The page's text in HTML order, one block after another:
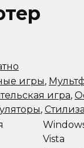
игры,
игра,
,
Windows
Vista